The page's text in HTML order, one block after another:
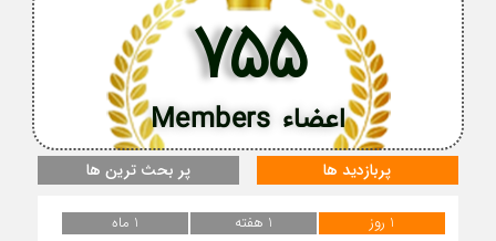
اعضاء Members
755
پربازدید ها پر بحث ترین ها
1 روز 1 هفته
1 ماه